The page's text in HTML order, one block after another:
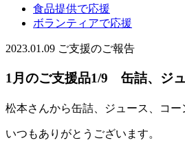
食品提供で応援
ボランティアで応援
2023.01.09 ご支援のご報告
1月のご支援品1/9 缶詰、ジ
松本さんから缶詰、ジュース、コー
いつもありがとうございます。